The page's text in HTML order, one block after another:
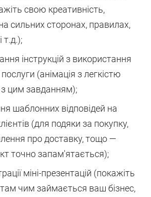
свою креативність,
сильних сторонах, правилах,
т.д.);
інструкцій з використання
(анімація з легкістю
цим завданням);
шаблонних відповідей на
(для подяки за покупку,
про доставку, тощо —
точно запам'ятається);
міні-презентацій (покажіть
чим займається ваш бізнес,